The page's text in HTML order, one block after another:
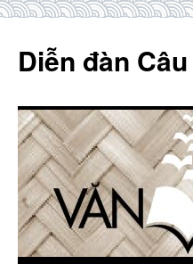
content
Diễn đàn